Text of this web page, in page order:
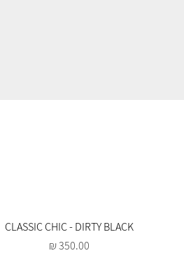
CLASSIC CHIC - DIRTY BLACK
מחיר